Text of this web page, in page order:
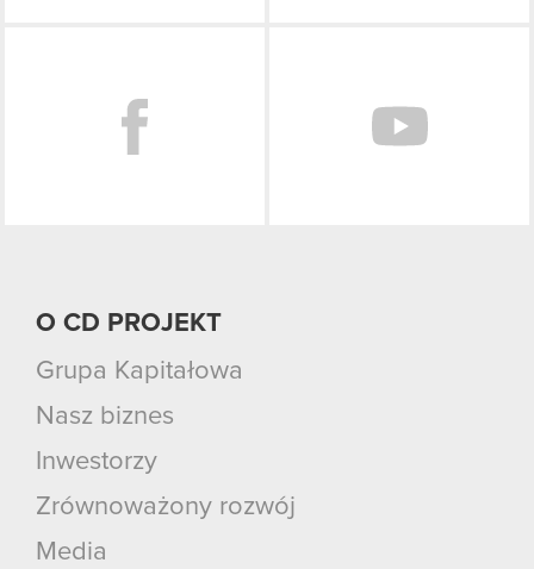
O CD PROJEKT
Grupa Kapitałowa
Nasz biznes
Inwestorzy
Zrównoważony rozwój
Media